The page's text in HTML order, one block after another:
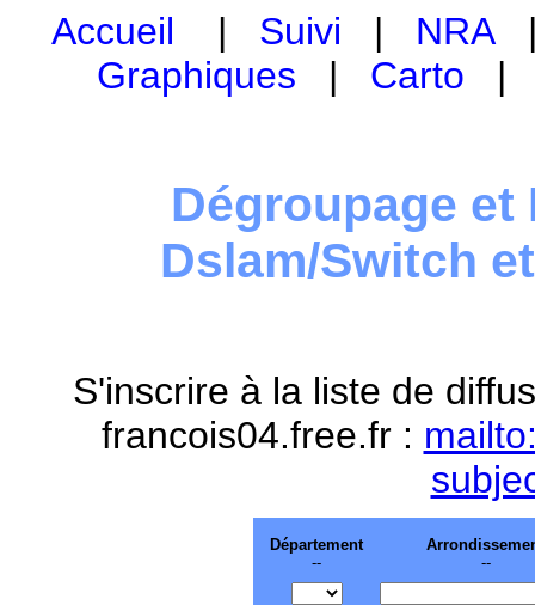
Accueil | Suivi | NRA
Graphiques | Carto
Dégroupage et
Dslam/Switch
S'inscrire à la liste de
francois04.free.fr :
Département
--
--